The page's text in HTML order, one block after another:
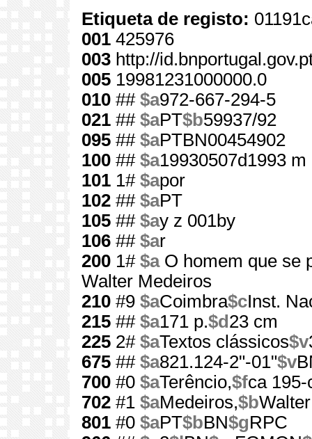
Etiqueta de registo:
001 425976
003 http://
005 19981231000000.0
010 ## $a972-667-294-5
021 ## $aPT$b59937/92
095 ## $aPTBN00454902
100 ## $a19930507d1993
101 1# $apor
102 ## $aPT
105 ## $ay z 001by
106 ## $ar
200 1# $aO homem que se
Walter Medeiros
210 #9 $aCoimbra$cInst.
215 ## $a171 p.$d 23 cm
225 2# $aTextos clássicos$v
675 ## $a821.124-2"-01"$v
700 #0 $aTerêncio,$fca
702 #1 $aMedeiros,$b
801 #0 $aPT$bBN$gRPC